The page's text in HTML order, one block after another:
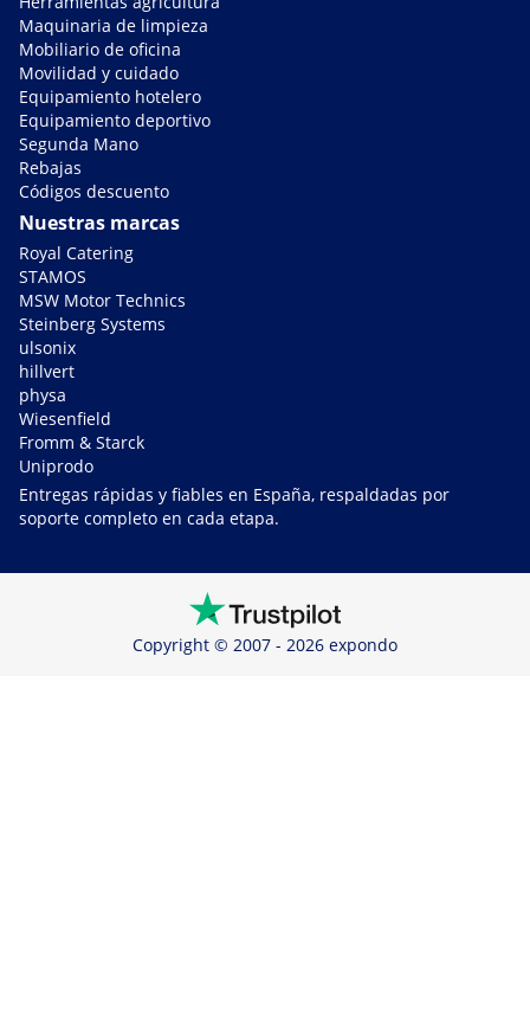
Maquinaria de limpieza
Mobiliario de oficina
Movilidad y cuidado
Equipamiento hotelero
Equipamiento deportivo
Segunda Mano
Rebajas
Códigos descuento
Nuestras marcas
Royal Catering
STAMOS
MSW Motor Technics
Steinberg Systems
ulsonix
hillvert
physa
Wiesenfield
Fromm & Starck
Uniprodo
Entregas rápidas y fiables en España, respaldadas por
soporte completo en cada etapa.
Copyright © 2007 - 2026 expondo